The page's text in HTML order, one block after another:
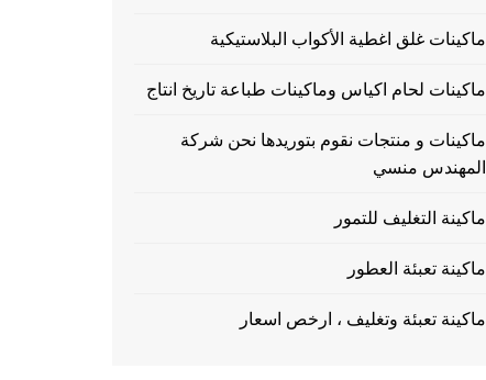
ماكينات غلق اغطية الأكواب البلاستيكية
ماكينات لحام اكياس وماكينات طباعة تاريخ انتاج
ماكينات و منتجات نقوم بتوريدها نحن شركة
المهندس منسي
ماكينة التغليف للتمور
ماكينة تعبئة العطور
ماكينة تعبئة وتغليف ، ارخص اسعار